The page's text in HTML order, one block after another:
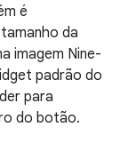
é
da
imagem Nine-
padrão do
para
do botão.